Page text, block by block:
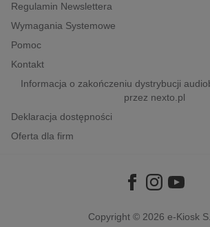
popularno-naukowe
historia
Regulamin Newslettera
Wymagania Systemowe
Pomoc
Kontakt
Informacja o zakończeniu dystrybucji
przez nexto.pl
Deklaracja dostępności
Oferta dla firm
Copyright © 2026 e-Kiosk